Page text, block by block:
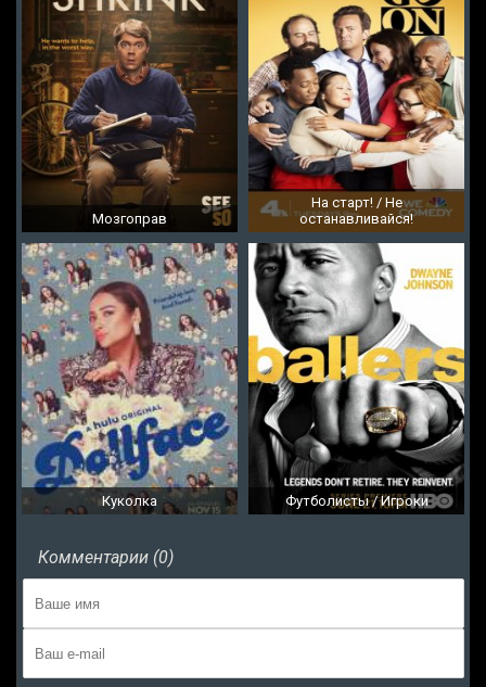
Мозгоправ
На старт! / Не
останавливайся!
Куколка Футболисты / Игроки
Комментарии (0)